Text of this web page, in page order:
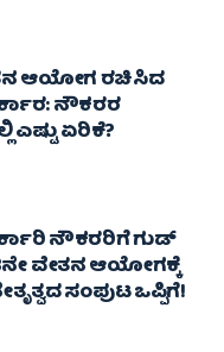
ಆಯೋಗ ರಚಿಸಿದ
ನೌಕರರ
ಎಷ್ಟು ಏರಿಕೆ?
ನೌಕರರಿಗೆ ಗುಡ್
ವೇತನ ಆಯೋಗಕ್ಕೆ
ಸಂಪುಟ ಒಪ್ಪಿಗೆ!